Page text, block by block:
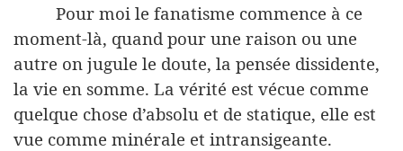
Pour moi le fanatisme commence à ce
moment-là, quand pour une raison ou une
autre on jugule le doute, la pensée dissidente,
la vie en somme. La vérité est vécue comme
quelque chose d’absolu et de statique, elle est
vue comme minérale et intransigeante.